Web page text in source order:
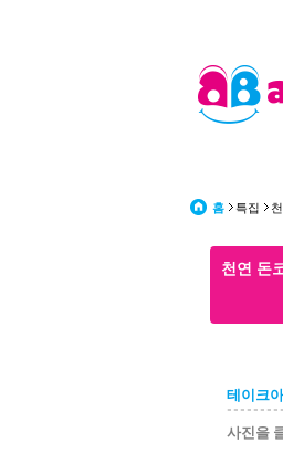
홈 특집
천연 돈
테이크
사진을